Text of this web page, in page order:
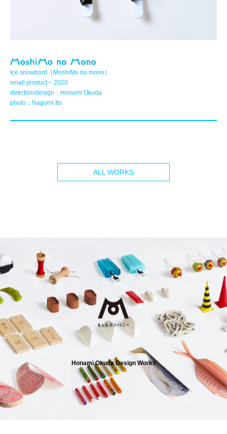
Ice snowbord［MoshiMo no mono］
small product – 2020
direction/design：Honami Okuda
photo：Nagomi Ito
ALL WORKS
Honami Okuda Design Works